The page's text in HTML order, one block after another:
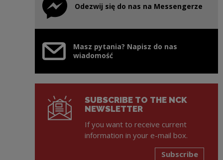
Odezwij się do nas na Messengerze
Note, the link will open in a new window
Masz pytania? Napisz do nas
wiadomość
SUBSCRIBE TO THE NCK
NEWSLETTER
If you want to receive current
information in your e-mail box.
Subscribe